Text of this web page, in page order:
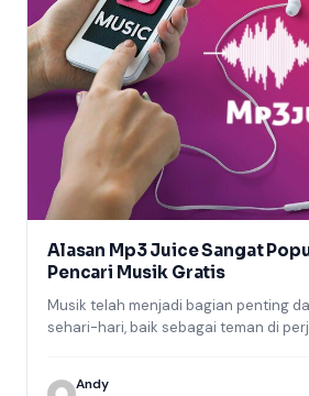
Alasan Mp3 Juice Sangat
Pencari Musik Gratis
Musik telah menjadi bagian penting
sehari-hari, baik sebagai teman di
Andy